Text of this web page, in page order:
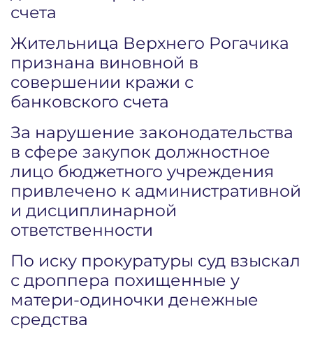
счета
Жительница Верхнего Рогачика
признана виновной в
совершении кражи с
банковского счета
За нарушение законодательства
в сфере закупок должностное
лицо бюджетного учреждения
привлечено к административной
и дисциплинарной
ответственности
По иску прокуратуры суд взыскал
с дроппера похищенные у
матери-одиночки денежные
средства